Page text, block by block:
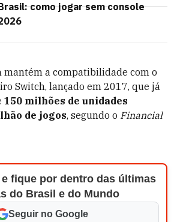
como jogar sem console
mantém a compatibilidade com o
Switch, lançado em 2017, que já
150 milhões de unidades
de jogos, segundo o Financial
e fique por dentro das últimas
do Brasil e do Mundo
Seguir no Google